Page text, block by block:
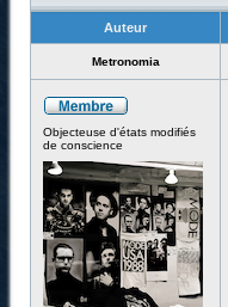
Auteur
Metronomia
Objecteuse d'états modifiés
de conscience